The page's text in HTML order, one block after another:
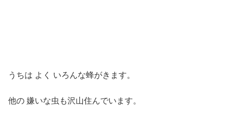
うちは よく いろんな蜂がきます。
他の 嫌いな虫も沢山住んでいます。